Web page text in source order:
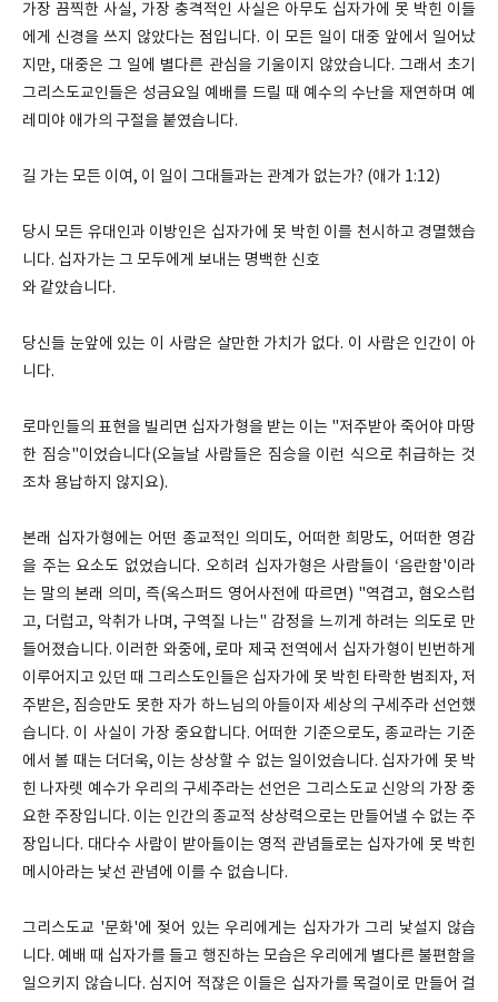
가장 끔찍한 사실, 가장 충격적인 사실은 아무도 십자가에 못 박힌 이들
에게 신경을 쓰지 않았다는 점입니다. 이 모든 일이 대중 앞에서 일어났
지만, 대중은 그 일에 별다른 관심을 기울이지 않았습니다. 그래서 초기
그리스도교인들은 성금요일 예배를 드릴 때 예수의 수난을 재연하며 예
레미야 애가의 구절을 붙였습니다.
길 가는 모든 이여, 이 일이 그대들과는 관계가 없는가? (애가 1:12)
당시 모든 유대인과 이방인은 십자가에 못 박힌 이를 천시하고 경멸했습
니다. 십자가는 그 모두에게 보내는 명백한 신호
와 같았습니다.
당신들 눈앞에 있는 이 사람은 살만한 가치가 없다. 이 사람은 인간이 아
니다.
로마인들의 표현을 빌리면 십자가형을 받는 이는 "저주받아 죽어야 마땅
한 짐승"이었습니다(오늘날 사람들은 짐승을 이런 식으로 취급하는 것
조차 용납하지 않지요).
본래 십자가형에는 어떤 종교적인 의미도, 어떠한 희망도, 어떠한 영감
을 주는 요소도 없었습니다. 오히려 십자가형은 사람들이 ‘음란함'이라
는 말의 본래 의미, 즉(옥스퍼드 영어사전에 따르면) "역겹고, 혐오스럽
고, 더럽고, 악취가 나며, 구역질 나는" 감정을 느끼게 하려는 의도로 만
들어졌습니다. 이러한 와중에, 로마 제국 전역에서 십자가형이 빈번하게
이루어지고 있던 때 그리스도인들은 십자가에 못 박힌 타락한 범죄자, 저
주받은, 짐승만도 못한 자가 하느님의 아들이자 세상의 구세주라 선언했
습니다. 이 사실이 가장 중요합니다. 어떠한 기준으로도, 종교라는 기준
에서 볼 때는 더더욱, 이는 상상할 수 없는 일이었습니다. 십자가에 못 박
힌 나자렛 예수가 우리의 구세주라는 선언은 그리스도교 신앙의 가장 중
요한 주장입니다. 이는 인간의 종교적 상상력으로는 만들어낼 수 없는 주
장입니다. 대다수 사람이 받아들이는 영적 관념들로는 십자가에 못 박힌
메시아라는 낯선 관념에 이를 수 없습니다.
그리스도교 '문화'에 젖어 있는 우리에게는 십자가가 그리 낯설지 않습
니다. 예배 때 십자가를 들고 행진하는 모습은 우리에게 별다른 불편함을
일으키지 않습니다. 심지어 적잖은 이들은 십자가를 목걸이로 만들어 걸